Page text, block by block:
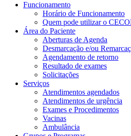
Funcionamento
Horário de Funcionamento
Quem pode utilizar o
Área do Paciente
Aberturas de Agenda
Desmarcação e/ou
Agendamento de retorno
Resultado de exames
Solicitações
Serviços
Atendimentos agendados
Atendimentos de urgência
Exames e Procedimentos
Vacinas
Ambulância